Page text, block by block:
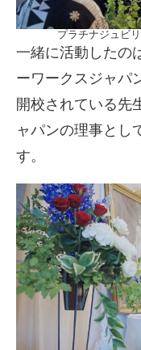
プラチナジュビ
一緒に活動したの
ーワークスジャパ
開校されている先
ャパンの理事とし
す。